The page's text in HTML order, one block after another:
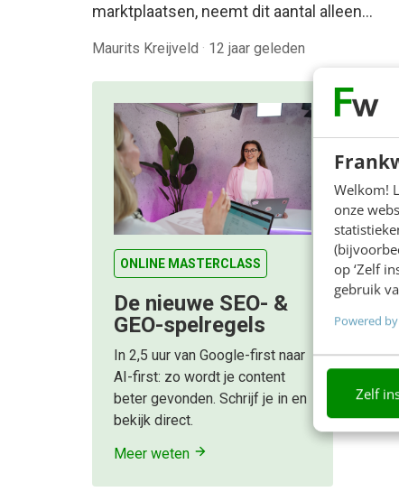
Welkom!
onze
op ‘Zelf
gebruik
Powered
Zelf
marktplaatsen, neemt dit aantal alleen…
Maurits Kreijveld · 12 jaar geleden
ONLINE MASTERCLASS
De nieuwe SEO- &
GEO-spelregels
In 2,5 uur van Google-first naar
AI-first: zo wordt je content
beter gevonden. Schrijf je in en
bekijk direct.
Meer weten